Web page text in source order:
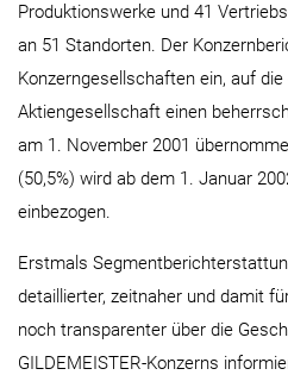
Produktionswerke und 41
an 51 Standorten. Der
Konzerngesellschaften ein, auf die
Aktiengesellschaft einen
am 1. November 2001
(50,5%) wird ab dem 1. Januar
einbezogen.
Erstmals
detaillierter, zeitnaher und damit
noch transparenter über die
GILDEMEISTER-Konzerns